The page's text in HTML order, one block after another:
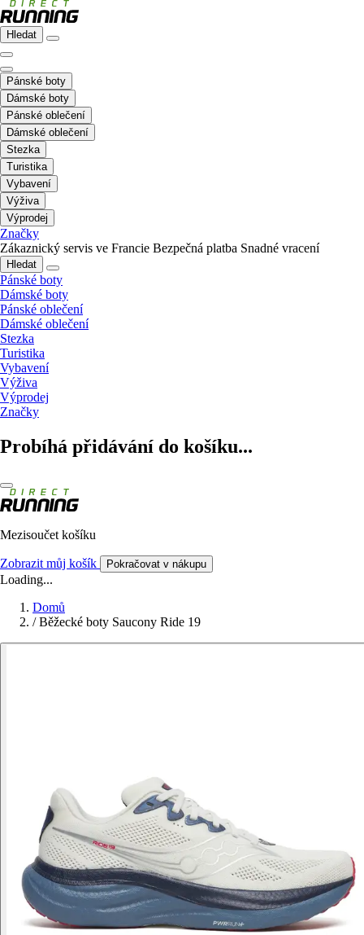
Hledat
Pánské boty
Dámské boty
Pánské oblečení
Dámské oblečení
Stezka
Turistika
Vybavení
Výživa
Výprodej
Značky
Zákaznický servis ve Francie Bezpečná platba Snadné vracení
Hledat
Pánské boty
Dámské boty
Pánské oblečení
Dámské oblečení
Stezka
Turistika
Vybavení
Výživa
Výprodej
Značky
Probíhá přidávání do košíku...
Mezisoučet košíku
Zobrazit můj košík Pokračovat v nákupu
Loading...
Domů
/ Běžecké boty Saucony Ride 19